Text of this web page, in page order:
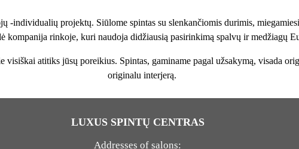
projektų. Siūlome spintas su slenkančiomis durimis,
kompanija rinkoje, kuri naudoja didžiausią pasirinkimą spalvų ir medžiagų
atitiks jūsų poreikius. Spintas, gaminame pagal užsakymą, visada
originalu interjerą.
LUXUS SPINTŲ CENTRAS
Addresses of salons: